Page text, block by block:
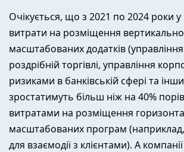
Очікується, що з 2021 по 2024 роки у
витрати на розміщення
масштабованих додатків
роздрібній торгівлі, управління
ризиками в банківській сфері та
зростатимуть більш ніж на 40%
витратами на розміщення
масштабованих програм
для взаємодії з клієнтами). А